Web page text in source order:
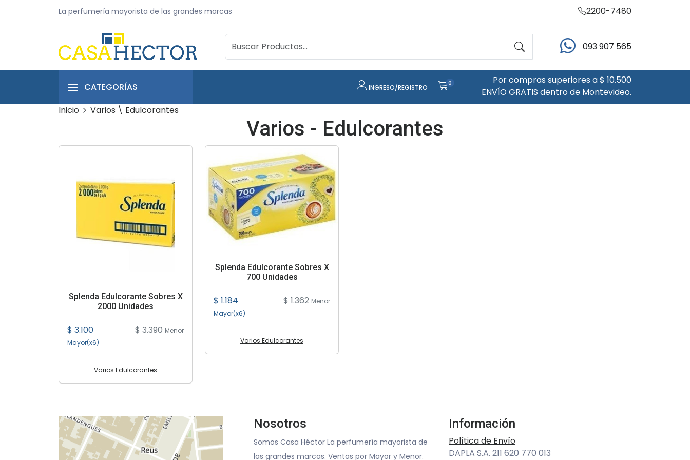
La perfumería mayorista de las grandes marcas 2200-7480
093 907 565
CATEGORÍAS INGRESO/REGISTRO
0
Por compras superiores a $ 10.500
ENVÍO GRATIS dentro de Montevideo.
Inicio
Varios \ Edulcorantes
Varios - Edulcorantes
Splenda Edulcorante Sobres X
2000 Unidades
$ 3.100
Mayor(x6)
$ 3.390 Menor
Varios Edulcorantes
Splenda Edulcorante Sobres X
700 Unidades
$ 1.184
Mayor(x6)
$ 1.362 Menor
Varios Edulcorantes
Nosotros
Somos Casa Héctor La perfumería mayorista de
las grandes marcas. Ventas por Mayor y Menor.
Información
Política de Envío
DAPLA S.A. 211 620 770 013